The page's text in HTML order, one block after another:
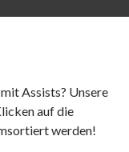
Assists? Unsere
auf die
werden!